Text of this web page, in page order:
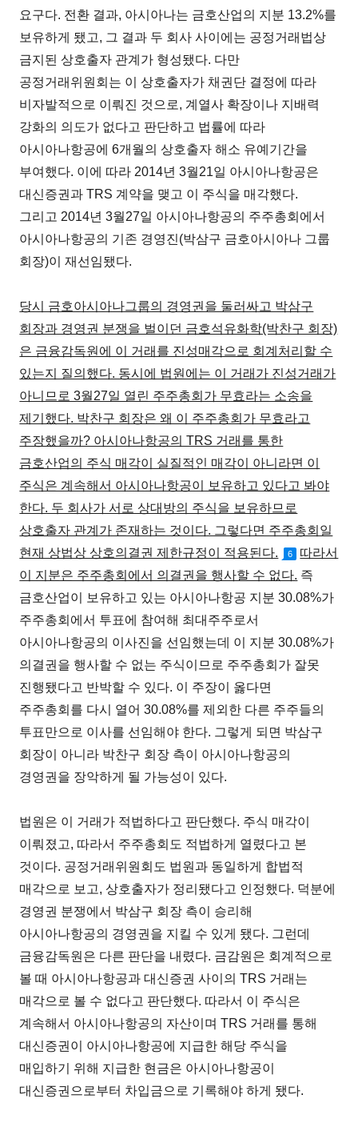
요구다. 전환 결과, 아시아나는 금호산업의 지분 13.2%를
보유하게 됐고, 그 결과 두 회사 사이에는 공정거래법상
금지된 상호출자 관계가 형성됐다. 다만
공정거래위원회는 이 상호출자가 채권단 결정에 따라
비자발적으로 이뤄진 것으로, 계열사 확장이나 지배력
강화의 의도가 없다고 판단하고 법률에 따라
아시아나항공에 6개월의 상호출자 해소 유예기간을
부여했다. 이에 따라 2014년 3월21일 아시아나항공은
대신증권과 TRS 계약을 맺고 이 주식을 매각했다.
그리고 2014년 3월27일 아시아나항공의 주주총회에서
아시아나항공의 기존 경영진(박삼구 금호아시아나 그룹
회장)이 재선임됐다.
당시 금호아시아나그룹의 경영권을 둘러싸고 박삼구
회장과 경영권 분쟁을 벌이던 금호석유화학(박찬구 회장)
은 금융감독원에 이 거래를 진성매각으로 회계처리할 수
있는지 질의했다. 동시에 법원에는 이 거래가 진성거래가
아니므로 3월27일 열린 주주총회가 무효라는 소송을
제기했다. 박찬구 회장은 왜 이 주주총회가 무효라고
주장했을까? 아시아나항공의 TRS 거래를 통한
금호산업의 주식 매각이 실질적인 매각이 아니라면 이
주식은 계속해서 아시아나항공이 보유하고 있다고 봐야
한다. 두 회사가 서로 상대방의 주식을 보유하므로
상호출자 관계가 존재하는 것이다. 그렇다면 주주총회일
현재 상법상 상호의결권 제한규정이 적용된다.
6
따라서
이 지분은 주주총회에서 의결권을 행사할 수 없다. 즉
금호산업이 보유하고 있는 아시아나항공 지분 30.08%가
주주총회에서 투표에 참여해 최대주주로서
아시아나항공의 이사진을 선임했는데 이 지분 30.08%가
의결권을 행사할 수 없는 주식이므로 주주총회가 잘못
진행됐다고 반박할 수 있다. 이 주장이 옳다면
주주총회를 다시 열어 30.08%를 제외한 다른 주주들의
투표만으로 이사를 선임해야 한다. 그렇게 되면 박삼구
회장이 아니라 박찬구 회장 측이 아시아나항공의
경영권을 장악하게 될 가능성이 있다.
법원은 이 거래가 적법하다고 판단했다. 주식 매각이
이뤄졌고, 따라서 주주총회도 적법하게 열렸다고 본
것이다. 공정거래위원회도 법원과 동일하게 합법적
매각으로 보고, 상호출자가 정리됐다고 인정했다. 덕분에
경영권 분쟁에서 박삼구 회장 측이 승리해
아시아나항공의 경영권을 지킬 수 있게 됐다. 그런데
금융감독원은 다른 판단을 내렸다. 금감원은 회계적으로
볼 때 아시아나항공과 대신증권 사이의 TRS 거래는
매각으로 볼 수 없다고 판단했다. 따라서 이 주식은
계속해서 아시아나항공의 자산이며 TRS 거래를 통해
대신증권이 아시아나항공에 지급한 해당 주식을
매입하기 위해 지급한 현금은 아시아나항공이
대신증권으로부터 차입금으로 기록해야 하게 됐다.